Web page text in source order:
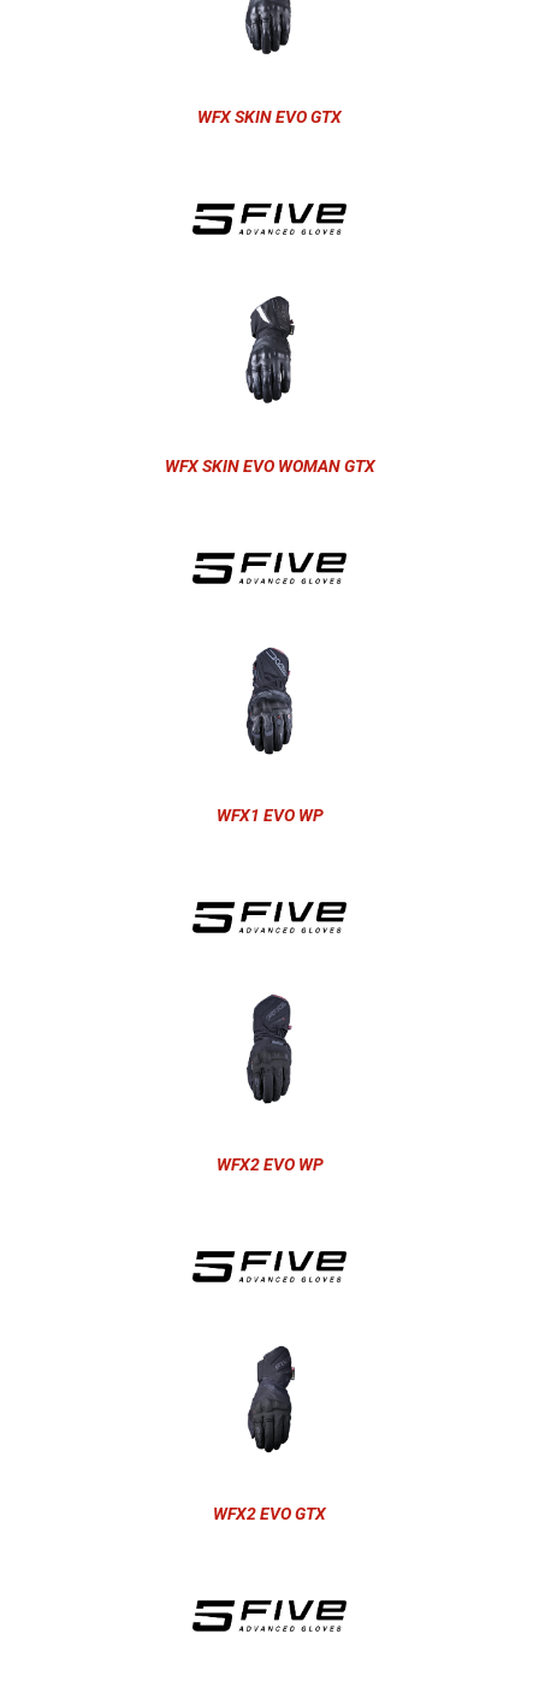
WFX SKIN EVO GTX
WFX SKIN EVO WOMAN GTX
WFX1 EVO WP
WFX2 EVO WP
WFX2 EVO GTX